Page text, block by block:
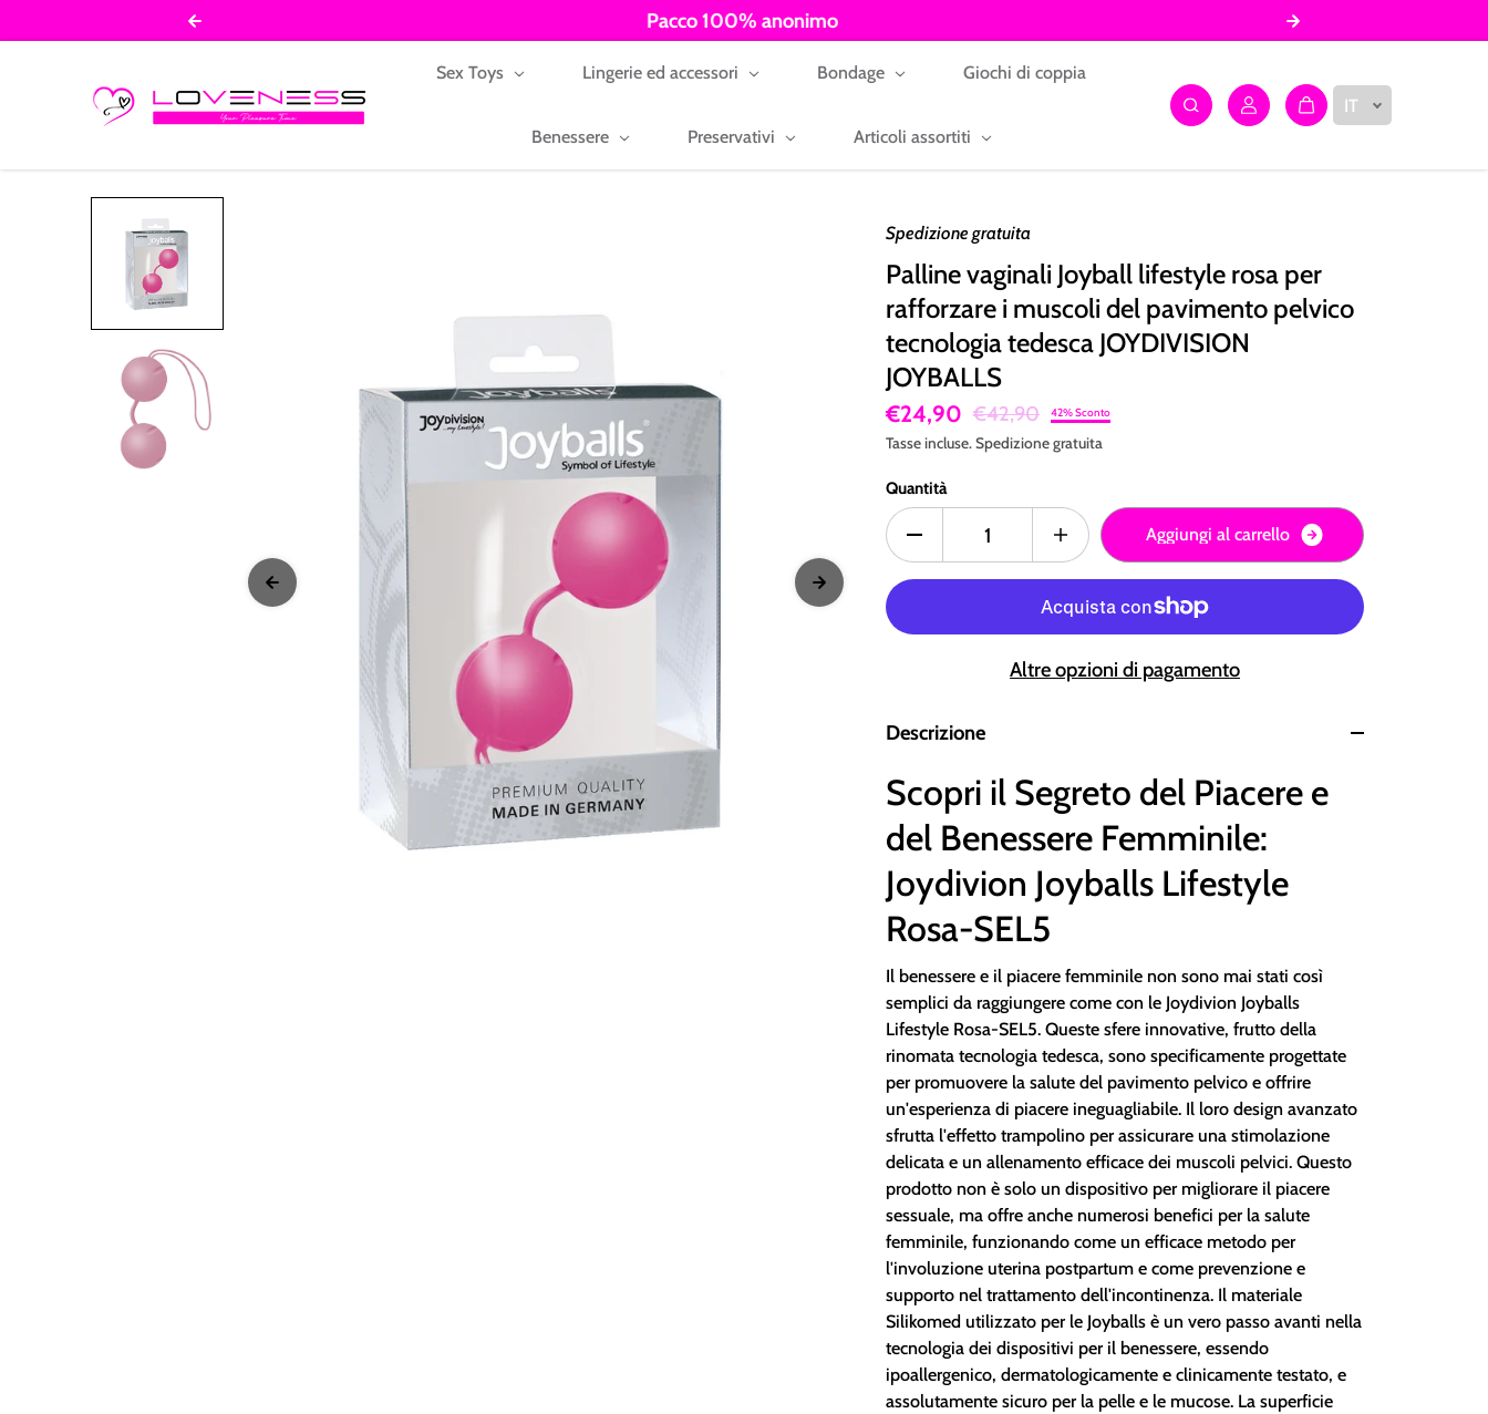
Pacco 100% anonimo
Sex Toys Lingerie ed accessori Bondage Giochi di coppia
Benessere Preservativi Articoli assortiti
IT
Spedizione gratuita
Palline vaginali Joyball lifestyle rosa per
rafforzare i muscoli del pavimento pelvico
tecnologia tedesca JOYDIVISION
JOYBALLS
€24,90 €42,90 42% Sconto
Tasse incluse.Spedizionegratuita
Quantità
Aggiungi al carrello
Altre opzioni di pagamento
Descrizione
Scopri il Segreto del Piacere e
del Benessere Femminile:
Joydivion Joyballs Lifestyle
Rosa-SEL5
Il benessere e il piacere femminile non sono mai stati così
semplici da raggiungere come con le Joydivion Joyballs
Lifestyle Rosa-SEL5. Queste sfere innovative, frutto della
rinomata tecnologia tedesca, sono specificamente progettate
per promuovere la salute del pavimento pelvico e offrire
un'esperienza di piacere ineguagliabile. Il loro design avanzato
sfrutta l'effetto trampolino per assicurare una stimolazione
delicata e un allenamento efficace dei muscoli pelvici. Questo
prodotto non è solo un dispositivo per migliorare il piacere
sessuale, ma offre anche numerosi benefici per la salute
femminile, funzionando come un efficace metodo per
l'involuzione uterina postpartum e come prevenzione e
supporto nel trattamento dell'incontinenza. Il materiale
Silikomed utilizzato per le Joyballs è un vero passo avanti nella
tecnologia dei dispositivi per il benessere, essendo
ipoallergenico, dermatologicamente e clinicamente testato, e
assolutamente sicuro per la pelle e le mucose. La superficie